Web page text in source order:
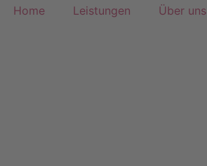
Home Leistungen Über uns